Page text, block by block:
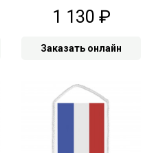
1 130 ₽
Заказать онлайн